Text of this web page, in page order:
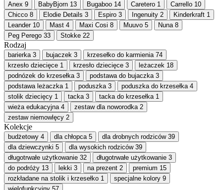
Anex 9 BabyBjorn 13 Bugaboo 14 Caretero 1 Carrello 10
Chicco 8 Elodie Details 3 Espiro 3 Ingenuity 2 Kinderkraft 1
Leander 10 Mast 4 Maxi Cosi 8 Muuvo 5 Nuna 8
Peg Perego 33 Stokke 22
Rodzaj
barierka 3 bujaczek 3 krzesełko do karmienia 74
krzesło dziecięce 1 krzesło dziecięce 3 leżaczek 18
podnózek do krzesełka 3 podstawa do bujaczka 3
podstawa leżaczka 1 poduszka 3 poduszka do krzesełka 4
stolik dziecięcy 1 tacka 3 tacka do krzesełka 1
wieża edukacyjna 4 zestaw dla noworodka 2
zestaw niemowlęcy 2
Kolekcje
budżetowy 4 dla chłopca 5 dla drobnych rodziców 39
dla dziewczynki 5 dla wysokich rodziców 39
długotrwałe użytkowanie 32 długotrwałe użytkowanie 3
do podróży 13 lekki 3 na prezent 2 premium 15
rozkładane na stolik i krzesełko 1 specjalne kolory 9